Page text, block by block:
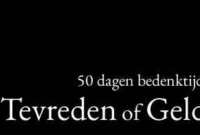
50 dagen
Tevredenof